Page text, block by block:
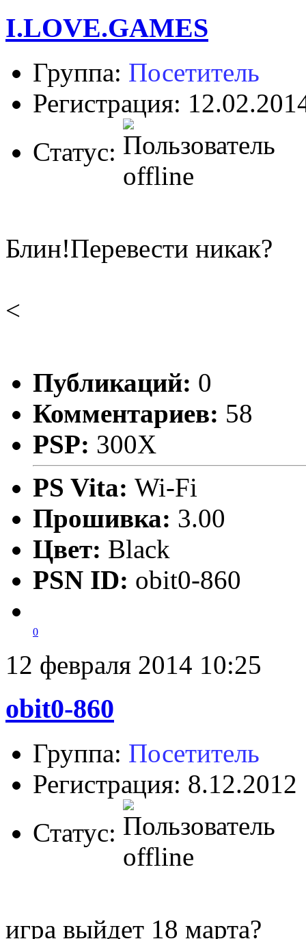
I.LOVE.GAMES
Группа: Посетитель
Регистрация:
Статус:
Блин!Перевести никак?
<
Публикаций: 0
Комментариев: 58
PSP: 300X
PS Vita: Wi-Fi
Прошивка: 3.00
Цвет: Black
PSN ID: obit0-860
0
12 февраля 2014 10:25
obit0-860
Группа: Посетитель
Регистрация: 8.12.2012
Статус:
игра выйдет 18 марта?